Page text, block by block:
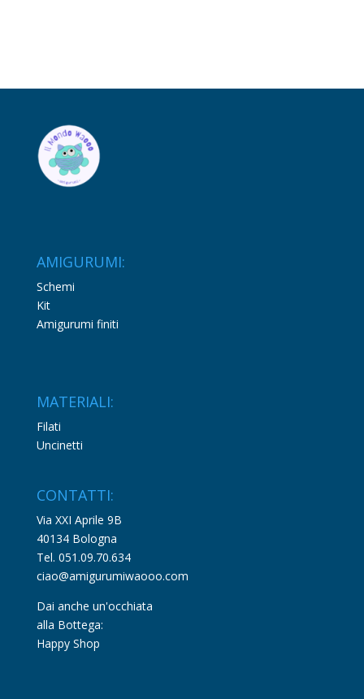
AMIGURUMI:
Schemi
Kit
Amigurumi finiti
MATERIALI:
Filati
Uncinetti
CONTATTI:
Via XXI Aprile 9B
40134 Bologna
Tel. 051.09.70.634
ciao@amigurumiwaooo.com
Dai anche un'occhiata
alla Bottega:
Happy Shop